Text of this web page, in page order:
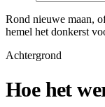
Rond nieuwe maan,
hemel het donkerst
Achtergrond
Hoe het